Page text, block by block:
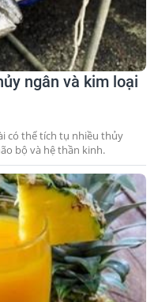
ngân và kim loại
có thể tích tụ nhiều thủy
bộ và hệ thần kinh.